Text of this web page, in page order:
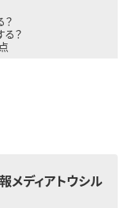
？
メディアトウシル